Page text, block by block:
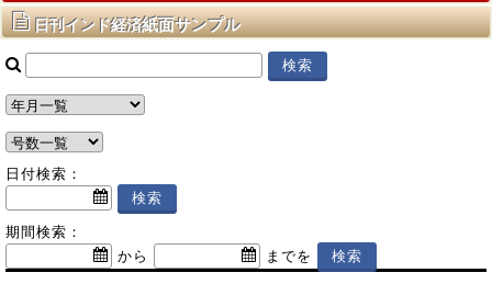
日刊インド経済紙面サンプル
日付検索：
期間検索：
から
までを